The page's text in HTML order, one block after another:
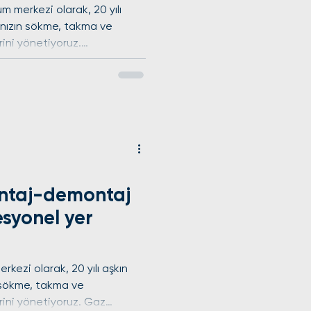
merkezi olarak, 20 yılı
sökme, takma ve
yönetiyoruz.
uygun gaz toplama
cihaz ömrünü
demontaj
yer
olarak, 20 yılı aşkın
takma ve
yönetiyoruz. Gaz